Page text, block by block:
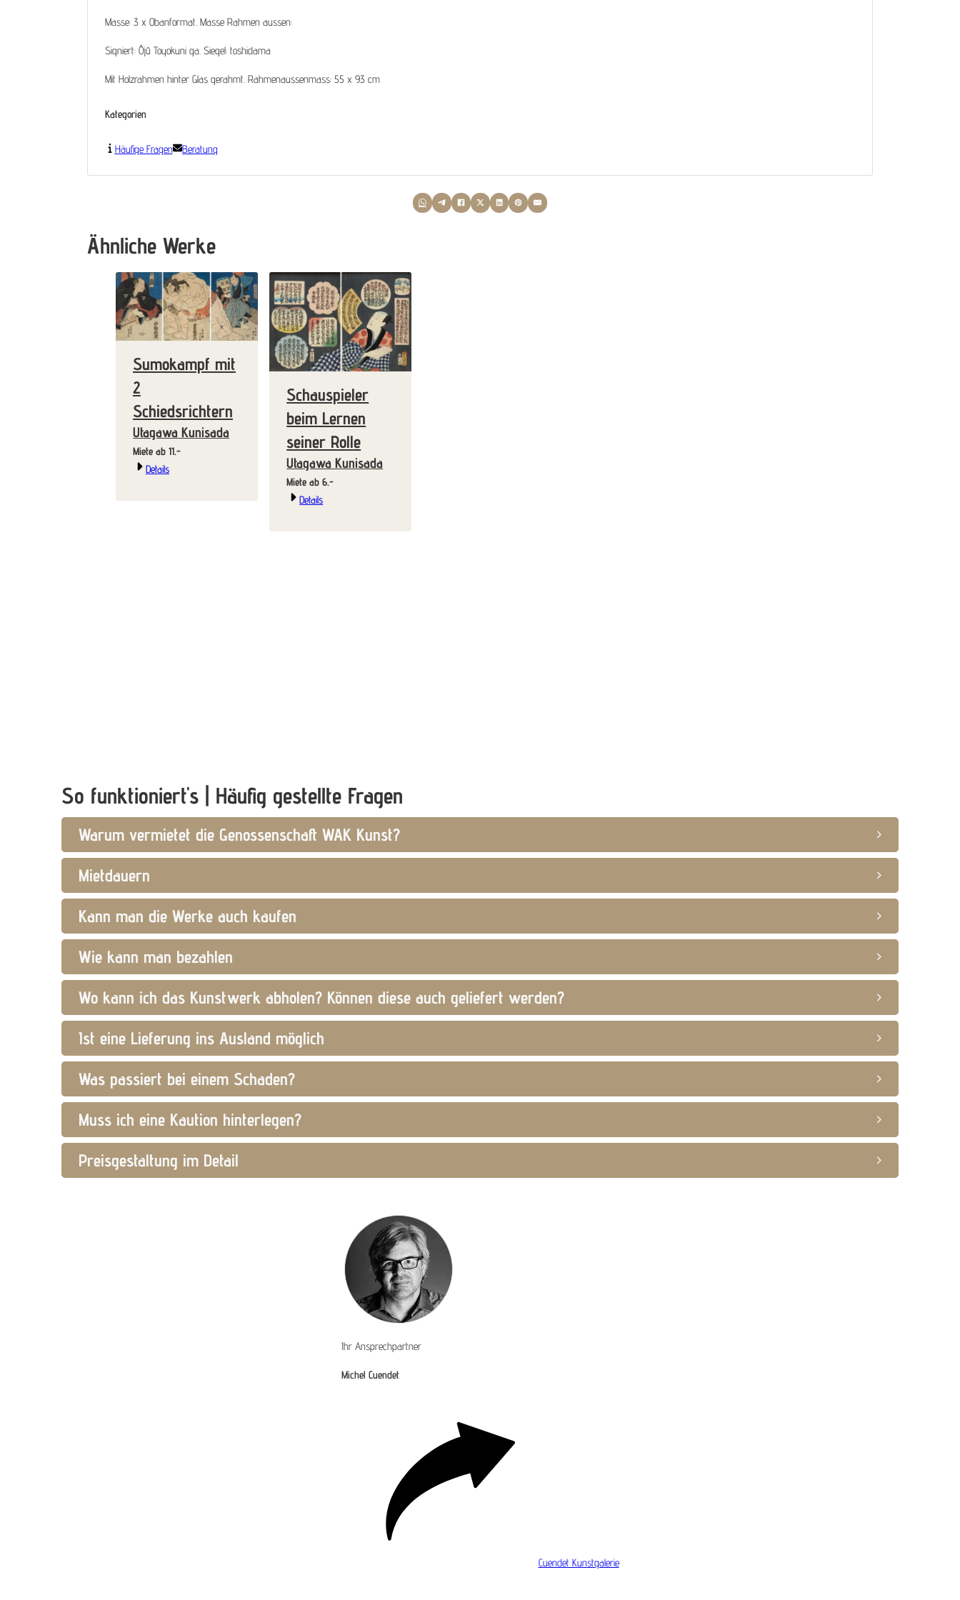
Masse: 3 x Obanformat. Masse Rahmen aussen:
Signiert: Ôjû Toyokuni ga. Siegel: toshidama
Mit Holzrahmen hinter Glas gerahmt. Rahmenaussenmass: 55 x 93 cm
Kategorien
Häufige Fragen Beratung
Ähnliche Werke
Sumokampf mit
2
Schiedsrichtern
Utagawa Kunisada
Miete ab 11.-
Details
Schauspieler
beim Lernen
seiner Rolle
Utagawa Kunisada
Miete ab 6.-
Details
So funktioniert's | Häufig gestellte Fragen
Warum vermietet die Genossenschaft WAK Kunst?
Mietdauern
Kann man die Werke auch kaufen
Wie kann man bezahlen
Wo kann ich das Kunstwerk abholen? Können diese auch geliefert werden?
Ist eine Lieferung ins Ausland möglich
Was passiert bei einem Schaden?
Muss ich eine Kaution hinterlegen?
Preisgestaltung im Detail
Ihr Ansprechpartner
Michel Cuendet
Cuendet Kunstgalerie